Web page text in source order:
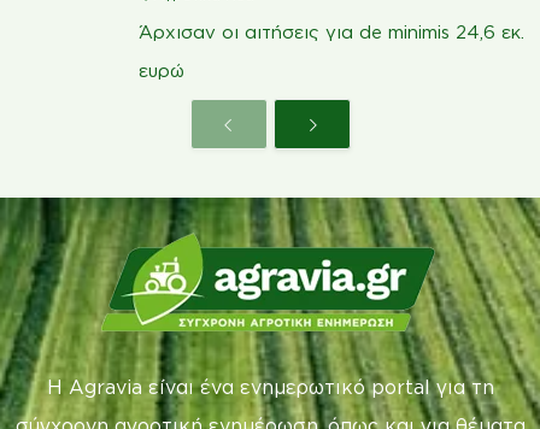
Η Agravia είναι ένα ενημερωτικό portal για τη
σύγχρονη αγροτική ενημέρωση, όπως και για θέματα
της καθημερινότητας.